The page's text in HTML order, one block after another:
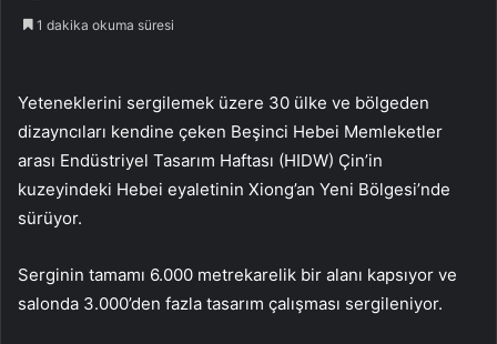
1 dakika okuma süresi
Yeteneklerini sergilemek üzere 30 ülke ve bölgeden
dizayncıları kendine çeken Beşinci Hebei Memleketler
arası Endüstriyel Tasarım Haftası (HIDW) Çin’in
kuzeyindeki Hebei eyaletinin Xiong’an Yeni Bölgesi’nde
sürüyor.
Serginin tamamı 6.000 metrekarelik bir alanı kapsıyor ve
salonda 3.000’den fazla tasarım çalışması sergileniyor.